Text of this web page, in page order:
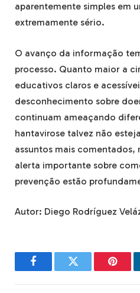
aparentemente simples em
extremamente sério.
O avanço da informação
processo. Quanto maior a
educativos claros e
desconhecimento sobre
continuam ameaçando
hantavirose talvez não
assuntos mais comentados,
alerta importante sobre
prevenção estão
Autor: Diego Rodríguez
FacebookTwitter